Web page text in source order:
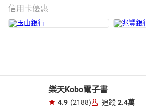
信用卡優惠
樂天Kobo電子書
4.9 (2188) 追蹤 2.4萬